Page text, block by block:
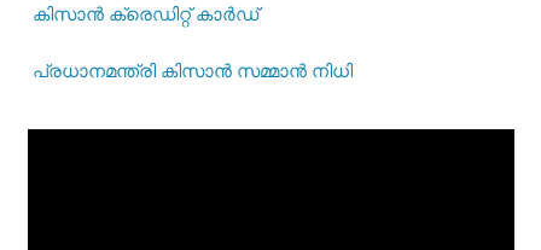
കിസാന്‍ ക്രെ‍ഡിറ്റ് കാര്‍ഡ്
പ്രധാനമന്ത്രി കിസാന്‍ സമ്മാന്‍ നിധി